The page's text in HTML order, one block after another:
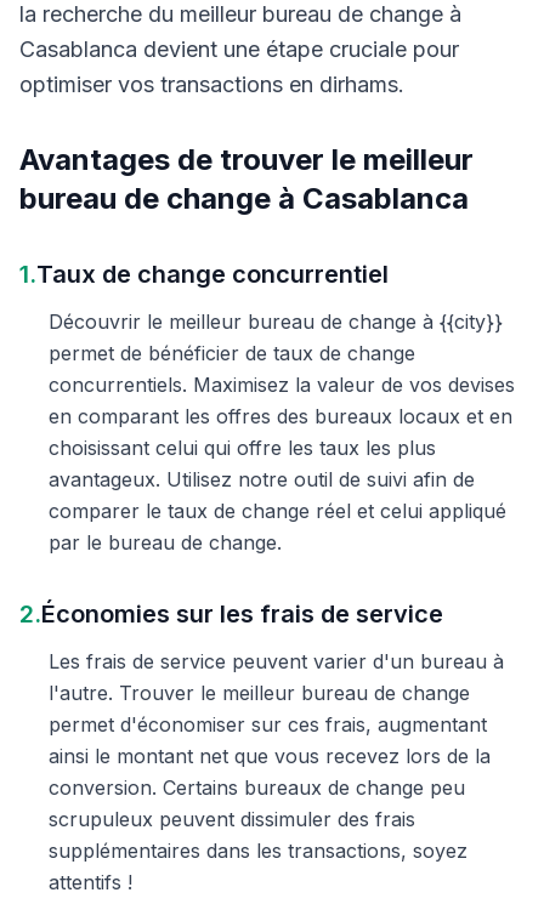
la recherche du meilleur bureau de change à
Casablanca devient une étape cruciale pour
optimiser vos transactions en dirhams.
Avantages de trouver le meilleur
bureau de change à Casablanca
1.Taux de change concurrentiel
Découvrir le meilleur bureau de change à {{city}}
permet de bénéficier de taux de change
concurrentiels. Maximisez la valeur de vos devises
en comparant les offres des bureaux locaux et en
choisissant celui qui offre les taux les plus
avantageux. Utilisez notre outil de suivi afin de
comparer le taux de change réel et celui appliqué
par le bureau de change.
2.Économies sur les frais de service
Les frais de service peuvent varier d'un bureau à
l'autre. Trouver le meilleur bureau de change
permet d'économiser sur ces frais, augmentant
ainsi le montant net que vous recevez lors de la
conversion. Certains bureaux de change peu
scrupuleux peuvent dissimuler des frais
supplémentaires dans les transactions, soyez
attentifs !